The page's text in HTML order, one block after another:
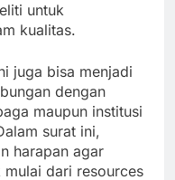
untuk
kualitas.
juga bisa menjadi
dengan
maupun institusi
surat ini,
harapan agar
dari resources